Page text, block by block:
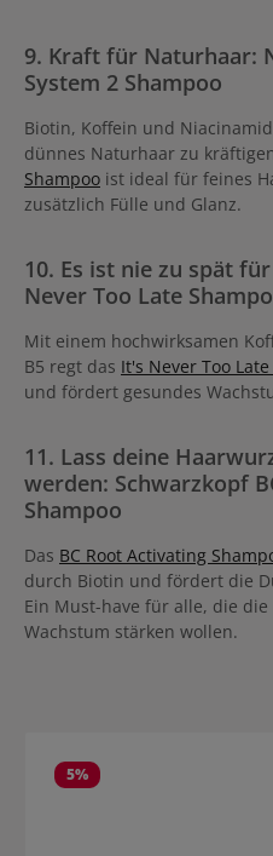
Die einzigartige Anti-
indem das Haarshampoo
Produktlinie wie der
9. Kraft für Naturhaar:
System 2 Shampoo
Biotin, Koffein und
dünnes Naturhaar zu
Shampoo ist ideal für feines
zusätzlich Fülle und Glanz.
10. Es ist nie zu spät
Never Too Late
Mit einem hochwirksamen
B5 regt das It's Never Too
und fördert gesundes
11. Lass deine
werden: Schwarzkopf
Shampoo
Das BC Root Activating
durch Biotin und fördert die
Ein Must-have für alle, die
Wachstum stärken wollen.
5%